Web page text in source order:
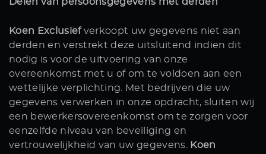
Koen Exclusiefverkoopt uw gegevens niet aan
derden en verstrekt deze uitsluitend indien dit
nodig is voor de uitvoering van onze
overeenkomst met u of om te voldoen aan een
wettelijke verplichting. Met bedrijven die uw
gegevens verwerken in onze opdracht, sluiten wij
een bewerkersovereenkomst om te zorgen voor
eenzelfde niveau van beveiliging en
vertrouwelijkheid van uw gegevens.
Koen